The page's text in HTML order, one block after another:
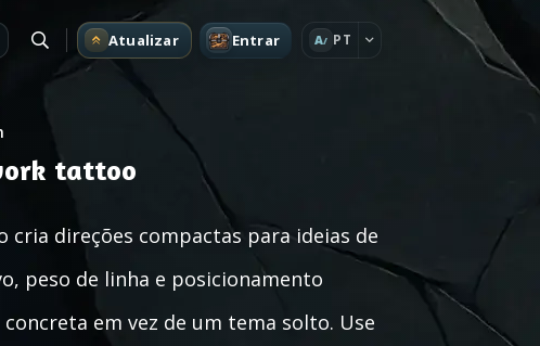
Atualizar Entrar A PT
tattoo
direções compactas para ideias de
peso de linha e posicionamento
em vez de um tema solto. Use